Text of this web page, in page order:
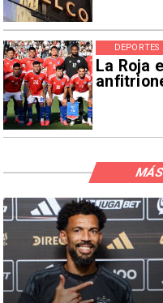
La Roja
DEPORTES